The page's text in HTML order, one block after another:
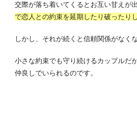
交際が落ち着いてくるとお互い甘えが
で恋人との約束を延期したり破ったり
しかし、それが続くと信頼関係がなく
小さな約束でも守り続けるカップルだ
仲良しでいられるのです。